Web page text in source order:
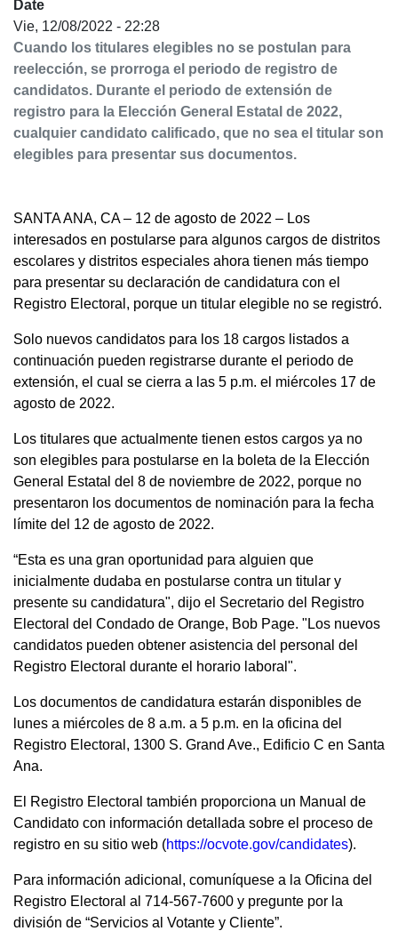
Date
Vie, 12/08/2022 - 22:28
Cuando los titulares elegibles no se postulan para
reelección, se prorroga el periodo de registro de
candidatos. Durante el periodo de extensión de
registro para la Elección General Estatal de 2022,
cualquier candidato calificado, que no sea el titular son
elegibles para presentar sus documentos.
SANTA ANA, CA – 12 de agosto de 2022 – Los
interesados en postularse para algunos cargos de distritos
escolares y distritos especiales ahora tienen más tiempo
para presentar su declaración de candidatura con el
Registro Electoral, porque un titular elegible no se registró.
Solo nuevos candidatos para los 18 cargos listados a
continuación pueden registrarse durante el periodo de
extensión, el cual se cierra a las 5 p.m. el miércoles 17 de
agosto de 2022.
Los titulares que actualmente tienen estos cargos ya no
son elegibles para postularse en la boleta de la Elección
General Estatal del 8 de noviembre de 2022, porque no
presentaron los documentos de nominación para la fecha
límite del 12 de agosto de 2022.
“Esta es una gran oportunidad para alguien que
inicialmente dudaba en postularse contra un titular y
presente su candidatura", dijo el Secretario del Registro
Electoral del Condado de Orange, Bob Page. "Los nuevos
candidatos pueden obtener asistencia del personal del
Registro Electoral durante el horario laboral".
Los documentos de candidatura estarán disponibles de
lunes a miércoles de 8 a.m. a 5 p.m. en la oficina del
Registro Electoral, 1300 S. Grand Ave., Edificio C en Santa
Ana.
El Registro Electoral también proporciona un Manual de
Candidato con información detallada sobre el proceso de
registro en su sitio web (https://ocvote.gov/candidates).
Para información adicional, comuníquese a la Oficina del
Registro Electoral al 714-567-7600 y pregunte por la
división de “Servicios al Votante y Cliente”.